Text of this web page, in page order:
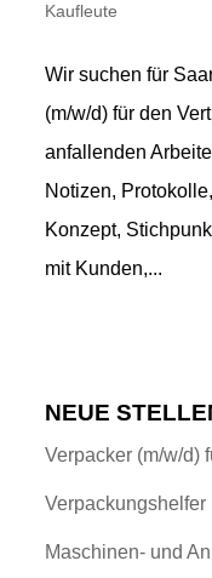
Kaufleute
Wir suchen für
(m/w/d) für den
anfallenden
Notizen,
Konzept,
mit Kunden,...
NEUE
Verpacker (m/w/d)
Verpackungshelfer
Maschinen- und